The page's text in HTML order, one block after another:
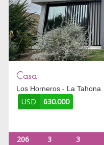
Casa
Los Horneros - La Tahona
USD 630.000
206 3 3